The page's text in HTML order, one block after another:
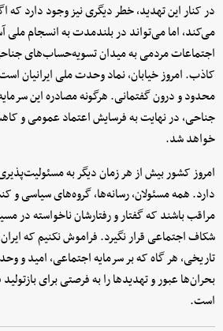
در کنار این تهدید، خطر دیگری نیز وجود دارد که
می‌کند، اما می‌تواند در بلندمدت به انسجام ملی
اجتماعات مردمی به میدان تسویه‌حساب‌های
کاذب. امروز خیابان، نماد وحدت ملی ایرانیان
محدود و درون گفتمانی. هرگونه مصادره این
جناحی، در نهایت به فرسایش اعتماد عمومی و
خواهد شد.
امروز کشور بیش از هر زمان دیگر به
دارد. همه مسئولان، رسانه‌ها، گروه‌های سیاسی و
مراقب باشند که گفتار و رفتارشان ناخواسته در
شکاف اجتماعی قرار نگیرد. فراموش نکنیم که
تاریخی، هر گاه که بر سرمایه اجتماعی، امید و
بحران‌ها عبور و تهدیدها را به فرصتی برای
است.